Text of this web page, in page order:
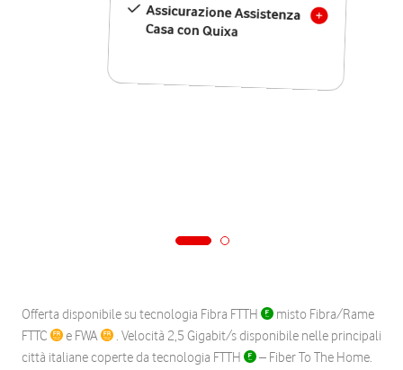
Assicurazione Assistenza
Casa con Quixa
Offerta disponibile su tecnologia Fibra FTTH
misto Fibra/Rame
FTTC
e FWA
. Velocità 2,5 Gigabit/s disponibile nelle principali
città italiane coperte da tecnologia FTTH
– Fiber To The Home.